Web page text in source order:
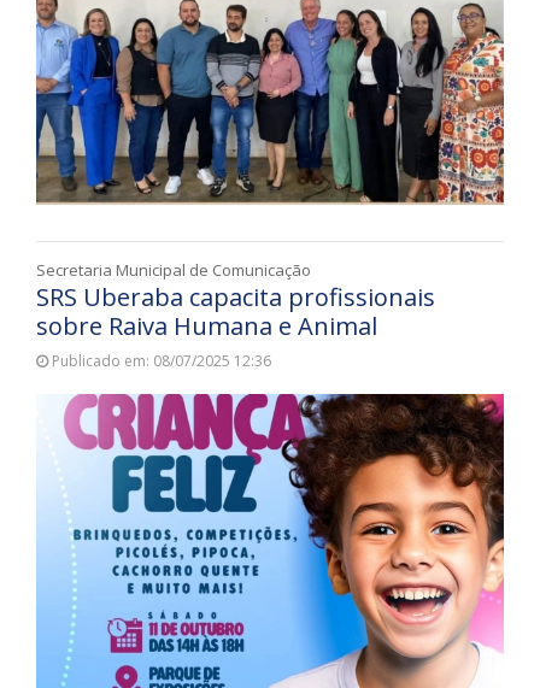
Secretaria Municipal de Comunicação
SRS Uberaba capacita profissionais
sobre Raiva Humana e Animal
Publicado em: 08/07/2025 12:36